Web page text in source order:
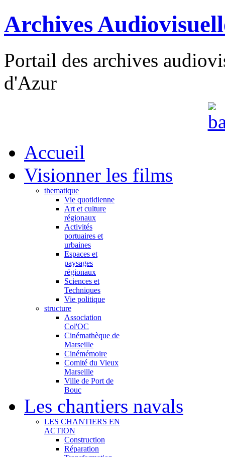
Archives
Portail des archives
d'Azur
Accueil
Visionner les films
thematique
Vie quotidienne
Art et culture
régionaux
Activités
portuaires et
urbaines
Espaces et
paysages
régionaux
Sciences et
Techniques
Vie politique
structure
Association
Col'OC
Cinémathèque de
Marseille
Cinémémoire
Comité du Vieux
Marseille
Ville de Port de
Bouc
Les chantiers navals
LES CHANTIERS EN
ACTION
Construction
Réparation